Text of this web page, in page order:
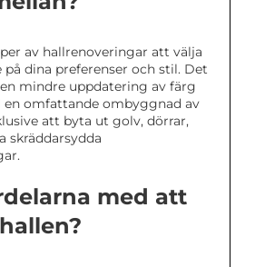
av hallrenoveringar att välja
på dina preferenser och stil. Det
mindre uppdatering av färg
omfattande ombyggnad av
att byta ut golv, dörrar,
skräddarsydda
med att